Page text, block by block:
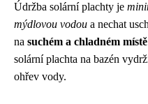
Údržba solární plachty je
mýdlovou vodou a nechat
na suchém a chladném místě
solární plachta na bazén
ohřev vody.